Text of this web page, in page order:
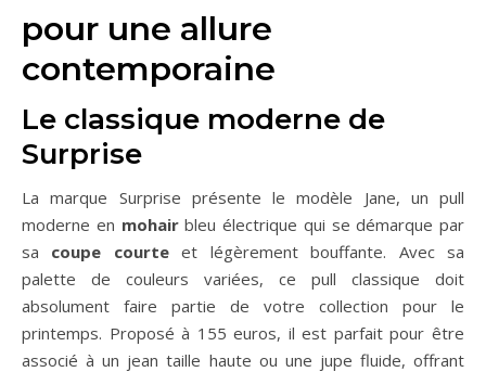
pour une allure
contemporaine
Le classique moderne de
Surprise
La marque Surprise présente le modèle Jane, un pull
moderne en mohairbleu électrique qui se démarque par
sa coupe courteet légèrement bouffante. Avec sa
palette de couleurs variées, ce pull classique doit
absolument faire partie de votre collection pour le
printemps. Proposé à 155 euros, il est parfait pour être
associé à un jean taille haute ou une jupe fluide, offrant